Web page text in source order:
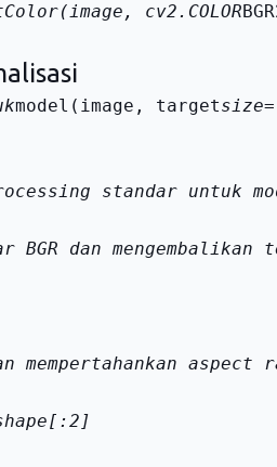
cv2.COLOR
model(image, target
standar untuk
BGR dan mengembalikan
mempertahankan aspect